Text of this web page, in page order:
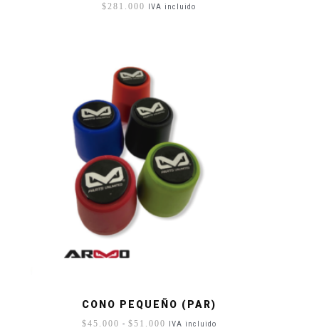
$ 281.000 IVA incluido
CONO PEQUEÑO (PAR)
$45.000 - $51.000 Rango
IVA incluido